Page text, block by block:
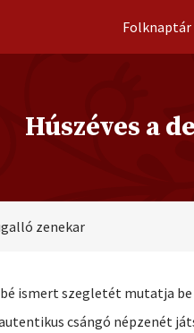
Folknaptár
Húszéves a
zenekar
ismert szegletét mutatja
csángó népzenét